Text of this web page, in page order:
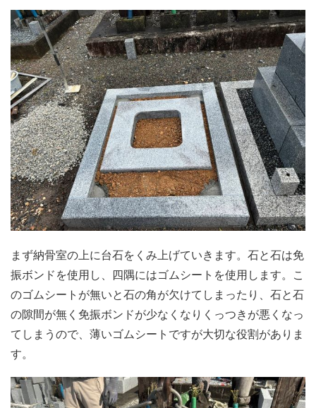
まず納骨室の上に台石をくみ上げていきます。石と石は免
振ボンドを使用し、四隅にはゴムシートを使用します。こ
のゴムシートが無いと石の角が欠けてしまったり、石と石
の隙間が無く免振ボンドが少なくなりくっつきが悪くなっ
てしまうので、薄いゴムシートですが大切な役割がありま
す。